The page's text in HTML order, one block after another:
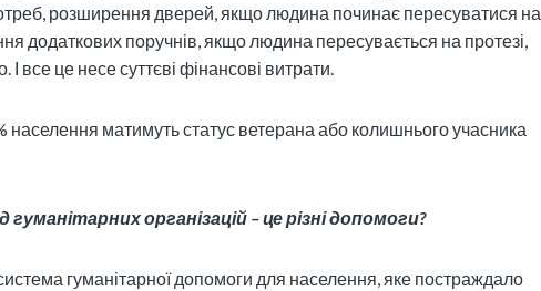
розширення дверей, якщо людина починає пересуватися на
додаткових поручнів, якщо людина пересувається на протезі,
все це несе суттєві фінансові витрати.
населення матимуть статус ветерана або колишнього учасника
гуманітарних організацій – це різні допомоги?
система гуманітарної допомоги для населення, яке постраждало